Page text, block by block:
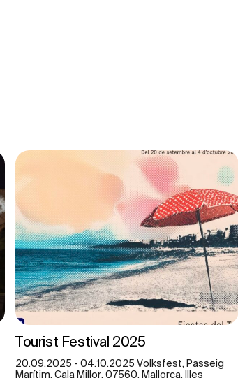
Tourist Festival 2025
20.09.2025 - 04.10.2025 Volksfest, Passeig
Marítim, Cala Millor, 07560, Mallorca, Illes